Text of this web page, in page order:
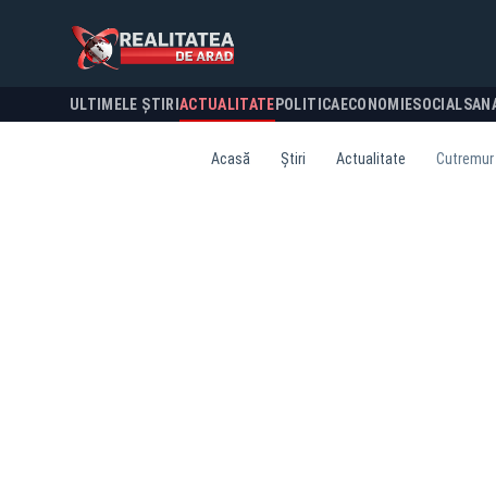
ULTIMELE ȘTIRI ACTUALITATE POLITICA ECONOMIESOCIAL
Acasă Știri Actualitate